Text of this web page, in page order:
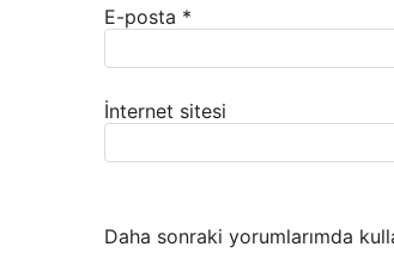
E-posta *
İnternet sitesi
Daha sonraki yorumlarımda